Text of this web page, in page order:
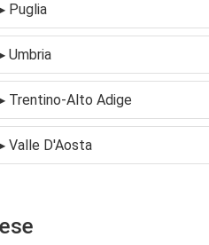
Puglia
Umbria
Trentino-Alto Adige
Valle D'Aosta